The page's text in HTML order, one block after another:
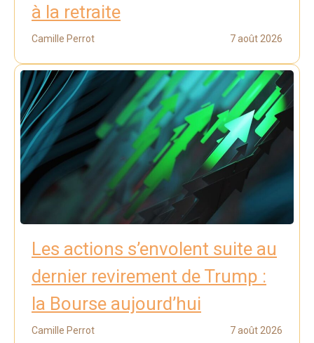
à la retraite
Camille Perrot 7 août 2026
Les actions s’envolent suite au
dernier revirement de Trump :
la Bourse aujourd’hui
Camille Perrot 7 août 2026